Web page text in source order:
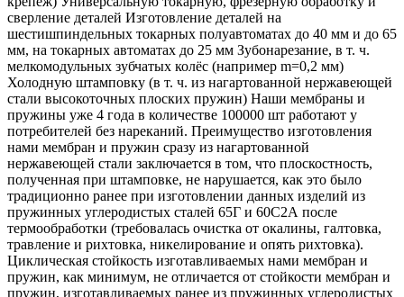
сверление деталей Изготовление деталей на
шестишпиндельных токарных полуавтоматах до 40 мм и до 65
мм, на токарных автоматах до 25 мм Зубонарезание, в т. ч.
мелкомодульных зубчатых колёс (например m=0,2 мм)
Холодную штамповку (в т. ч. из нагартованной нержавеющей
стали высокоточных плоских пружин) Наши мембраны и
пружины уже 4 года в количестве 100000 шт работают у
потребителей без нареканий. Преимущество изготовления
нами мембран и пружин сразу из нагартованной
нержавеющей стали заключается в том, что плоскостность,
полученная при штамповке, не нарушается, как это было
традиционно ранее при изготовлении данных изделий из
пружинных углеродистых сталей 65Г и 60С2А после
термообработки (требовалась очистка от окалины, галтовка,
травление и рихтовка, никелирование и опять рихтовка).
Циклическая стойкость изготавливаемых нами мембран и
пружин, как минимум, не отличается от стойкости мембран и
пружин, изготавливаемых ранее из пружинных углеродистых